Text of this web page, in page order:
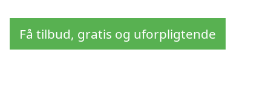
Få tilbud, gratis og uforpligtende